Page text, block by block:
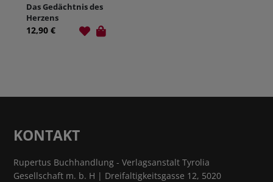
Das Gedächtnis des
Herzens
12,90 €
KONTAKT
Rupertus Buchhandlung - Verlagsanstalt Tyrolia
Gesellschaft m. b. H | Dreifaltigkeitsgasse 12, 5020